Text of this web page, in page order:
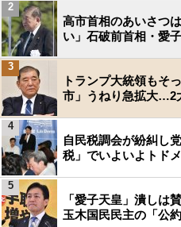
高市首相のあいさつ
い」石破前首相・愛
2
トランプ大統領もそ
市」うねり急拡大…2
3
自民税調会が紛糾し
税」でいよいよトド
4
「愛子天皇」潰しは
玉木国民民主の「公
5